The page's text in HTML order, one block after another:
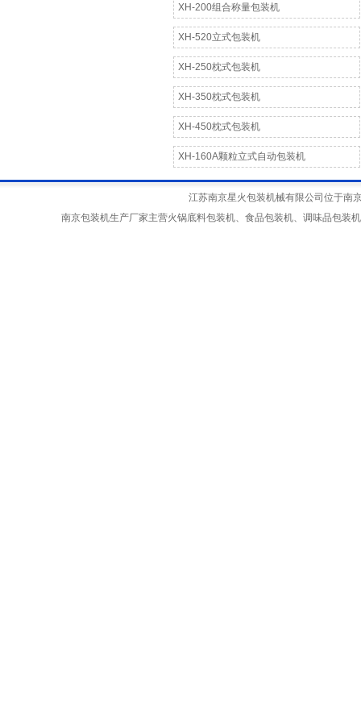
XH-200组合称量包装机
XH-520立式包装机
XH-250枕式包装机
XH-350枕式包装机
XH-450枕式包装机
XH-160A颗粒立式自动包装机
江苏南京星火包装机械有限公司位于
南京包装机生产厂家主营火锅底料包装机、食品包装机、调味品包装